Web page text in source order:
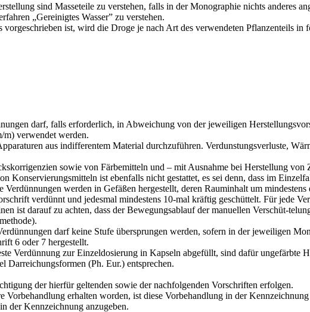
sind Masseteile zu verstehen, falls in der Monographie nichts anderes
„Gereinigtes Wasser” zu verstehen.
vorgeschrieben ist, wird die Droge je nach Art des verwendeten Pflanzenteils in
darf, falls erforderlich, in Abweichung von der jeweiligen
verwendet werden.
aus indifferentem Material durchzuführen. Verdunstungsverluste,
sowie von Färbemitteln und – mit Ausnahme bei Herstellung
Konservierungsmitteln ist ebenfalls nicht gestattet, es sei denn, dass im
Verdünnungen werden in Gefäßen hergestellt, deren Rauminhalt um
verdünnt und jedesmal mindestens 10-mal kräftig geschüttelt. Für jede
ist darauf zu achten, dass der Bewegungsablauf der manuellen Verschüt-
darf keine Stufe übersprungen werden, sofern in der jeweiligen
6 oder 7 hergestellt.
Verdünnung zur Einzeldosierung in Kapseln abgefüllt, sind dafür ungefärbte
Darreichungsformen (Ph. Eur.) entsprechen.
der hierfür geltenden sowie der nachfolgenden Vorschriften erfolgen.
Vorbehandlung erhalten worden, ist diese Vorbehandlung in der Kennzeichnung
der Kennzeichnung anzugeben.